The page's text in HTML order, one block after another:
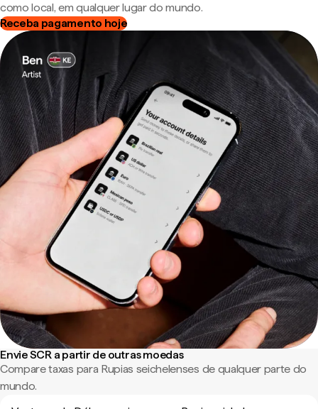
como local, em qualquer lugar do mundo.
Receba pagamento hoje
Envie SCR a partir de outras moedas
Compare taxas para Rupias seichelenses de qualquer parte do
mundo.